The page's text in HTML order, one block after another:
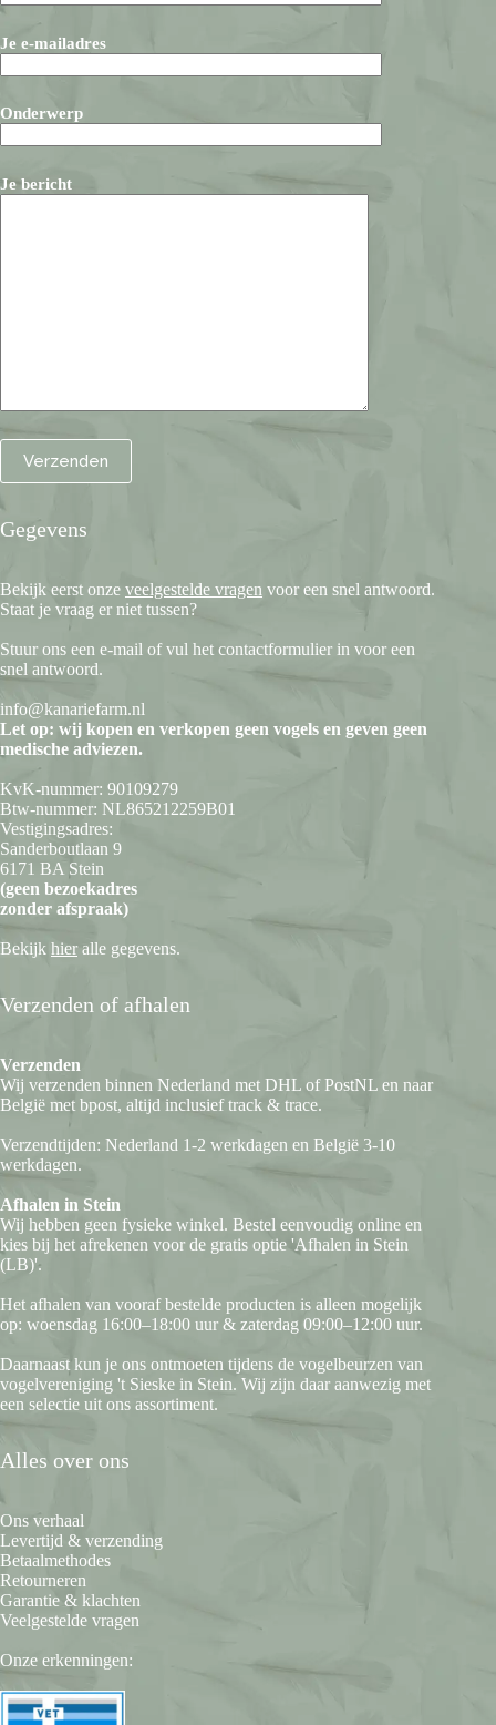
Je e-mailadres
Onderwerp
Je bericht
Gegevens
Bekijk eerst onze veelgestelde vragen voor een snel antwoord.
Staat je vraag er niet tussen?
Stuur ons een e-mail of vul het contactformulier in voor een
snel antwoord.
info@kanariefarm.nl
Let op: wij kopen en verkopen geen vogels en geven geen
medische adviezen.
KvK-nummer: 90109279
Btw-nummer: NL865212259B01
Vestigingsadres:
Sanderboutlaan 9
6171 BA Stein
(geen bezoekadres
zonder afspraak)
Bekijk hieralle gegevens.
Verzenden of afhalen
Verzenden
Wij verzenden binnen Nederland met DHL of PostNL en naar
België met bpost, altijd inclusief track & trace.
Verzendtijden: Nederland 1-2 werkdagen en België 3-10
werkdagen.
Afhalen in Stein
Wij hebben geen fysieke winkel. Bestel eenvoudig online en
kies bij het afrekenen voor de gratis optie 'Afhalen in Stein
(LB)'.
Het afhalen van vooraf bestelde producten is alleen mogelijk
op: woensdag 16:00–18:00 uur & zaterdag 09:00–12:00 uur.
Daarnaast kun je ons ontmoeten tijdens de vogelbeurzen van
vogelvereniging 't Sieske in Stein. Wij zijn daar aanwezig met
een selectie uit ons assortiment.
Alles over ons
Ons verhaal
Levertijd & verzending
Betaalmethodes
Retourneren
Garantie & klachten
Veelgestelde vragen
Onze erkenningen: